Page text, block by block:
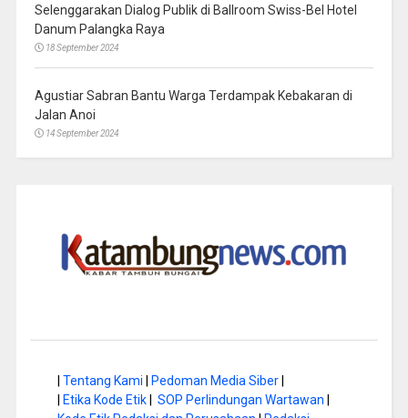
Selenggarakan Dialog Publik di Ballroom Swiss-Bel Hotel
Danum Palangka Raya
18 September 2024
Agustiar Sabran Bantu Warga Terdampak Kebakaran di
Jalan Anoi
14 September 2024
Tentang Kami Pedoman Media Siber|
Etika Kode Etik| SOP Perlindungan Wartawan